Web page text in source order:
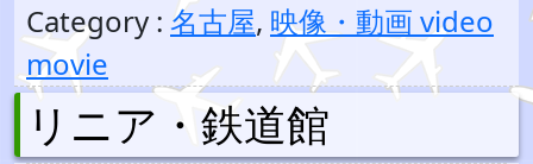
Category : 名古屋, 映像・動画 video
movie
リニア・鉄道館